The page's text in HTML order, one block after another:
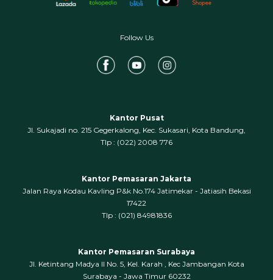
Follow Us
Kantor Pusat
Jl. Sukajadi no. 215 Gegerkalong, Kec. Sukasari, Kota Bandung,
‍Tlp : (022) 2008 776
Kantor Pemasaran Jakarta
Jalan Raya Kodau Kavling P&k No.174 Jatimekar - Jatiasih Bekasi
17422
Tlp : (021) 84981836
Kantor Pemasaran Surabaya
Jl. Ketintang Madya II No. 5, Kel. Karah , Kec Jambangan Kota
Surabaya - Jawa Timur 60232